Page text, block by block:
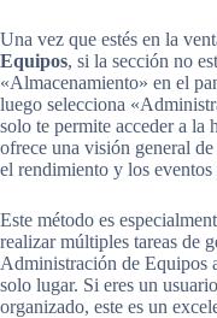
Una vez que estés en la
Equipos, si la sección no
«Almacenamiento» en el
luego selecciona
solo te permite acceder a la
ofrece una visión general
el rendimiento y los eventos
Este método es
realizar múltiples tareas de
Administración de Equipos
solo lugar. Si eres un
organizado, este es un